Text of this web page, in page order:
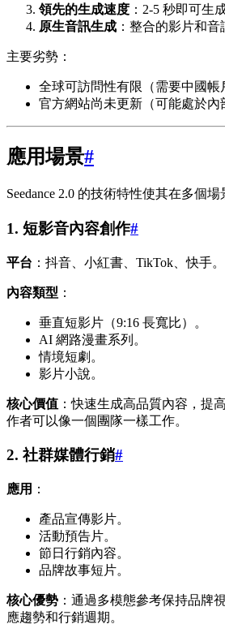
領先的生成速度 ：2-5 秒即可生
原生音訊生成 ：整合的影片和音
主要劣勢：
全球可訪問性有限（需要中國帳
官方網站尚未更新（可能處於內
應用場景#
Seedance 2.0 的技術特性使其在多個場
1. 短影音內容創作#
平台 ：抖音、小紅書、TikTok、快手。
內容類型 ：
垂直短影片（9:16 長寬比）。
AI 網路漫畫系列。
情境短劇。
影片小說。
核心價值 ：快速生成高品質內容，提
作者可以像一個團隊一樣工作。
2. 社群媒體行銷#
應用 ：
產品宣傳影片。
活動預告片。
節日行銷內容。
品牌故事短片。
核心優勢 ：通過多模態參考保持品牌
應趨勢和行銷週期。